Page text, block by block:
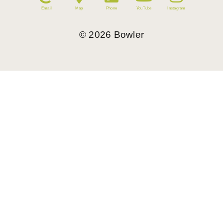
Email Map Phone YouTube Instagram
© 2026 Bowler